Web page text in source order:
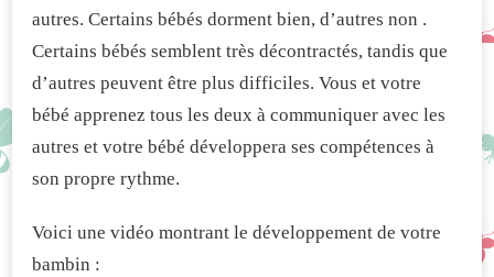
autres. Certains bébés dorment bien, d’autres non .
Certains bébés semblent très décontractés, tandis que
d’autres peuvent être plus difficiles. Vous et votre
bébé apprenez tous les deux à communiquer avec les
autres et votre bébé développera ses compétences à
son propre rythme.
Voici une vidéo montrant le développement de votre
bambin :